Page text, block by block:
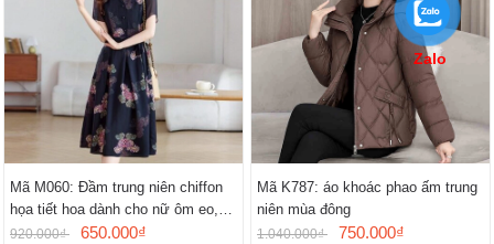
Mã M060: Đầm trung niên chiffon
họa tiết hoa dành cho nữ ôm eo,
cổ chữ V, đầm midi tay ngắn thanh
920.000₫ 650.000₫
Mã K787: áo khoác phao ấm trung
niên mùa đông
1.040.000₫ 750.000₫
Zalo